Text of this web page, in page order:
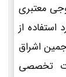
معتبری
از
اشراق
تخصصی